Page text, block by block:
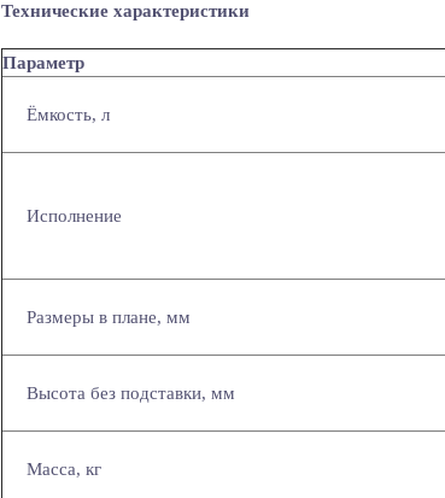
Технические характеристики
Параметр
Ёмкость, л
Исполнение
Размеры в плане, мм
Высота без подставки, мм
Масса, кг